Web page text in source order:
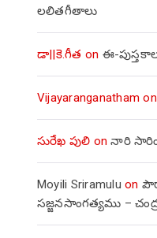
లలితగీతాలు
డా||కె.గీత on ఈ-
Vijayaranganatham
సురేఖ పులి onనారి
Moyili Sriramulu on
సజ్జనసాంగత్యము –